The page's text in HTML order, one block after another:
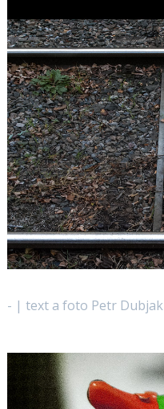
- | text a foto Petr Dubjak